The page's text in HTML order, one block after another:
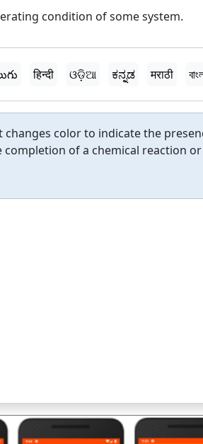
condition of some system.
हिन्दी ଓଡ଼ିଆ ಕನ್ನಡ मराठी
changes color to indicate the
completion of a chemical reaction